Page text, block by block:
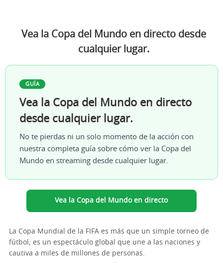
Vea la Copa del Mundo en directo desde
cualquier lugar.
GUÍA
Vea la Copa del Mundo en directo
desde cualquier lugar.
No te pierdas ni un solo momento de la acción con
nuestra completa guía sobre cómo ver la Copa del
Mundo en streaming desde cualquier lugar.
Vea la Copa del Mundo en directo
La Copa Mundial de la FIFA es más que un simple torneo de
fútbol; es un espectáculo global que une a las naciones y
cautiva a miles de millones de personas.